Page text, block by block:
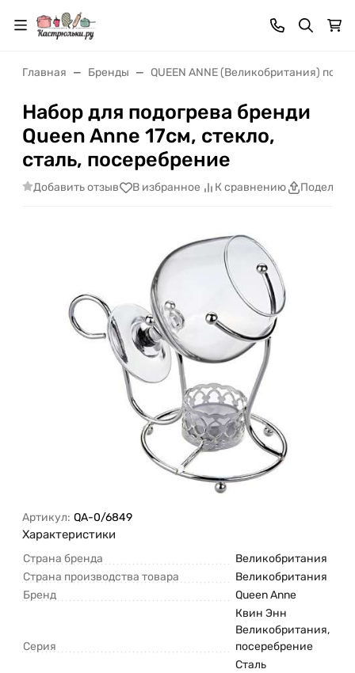
Главная Бренды QUEEN ANNE (Великобритания)
Набор для подогрева бренди
Queen Anne 17см, стекло,
сталь, посеребрение
Добавить отзыв В избранное К сравнению
Артикул: QA-0/6849
Характеристики
Страна бренда
Великобритания
Страна производства товара
Великобритания
Бренд
Queen Anne
Серия
Квин Энн
Великобритания,
посеребрение
Сталь